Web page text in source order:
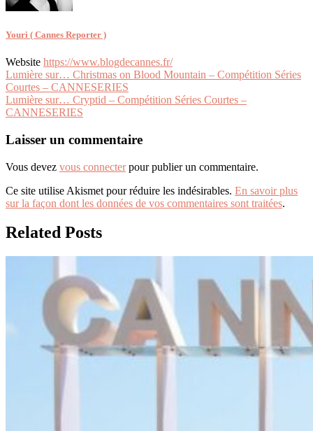
Youri ( Cannes Reporter )
Website https://www.blogdecannes.fr/
Navigation
de
l’article
Lumière sur… Christmas on Blood Mountain – Compétition Séries
Courtes – CANNESERIES
Lumière sur… Cryptid – Compétition Séries Courtes –
CANNESERIES
Laisser un commentaire
Vous devez vous connecterpour publier un commentaire.
Ce site utilise Akismet pour réduire les indésirables. En savoir plus
sur la façon dont les données de vos commentaires sont traitées.
Related Posts